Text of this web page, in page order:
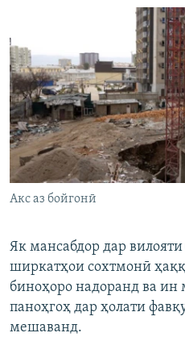
Акс аз бойгонӣ
Як мансабдор дар вилояти
ширкатҳои сохтмонӣ
биноҳоро надоранд ва ин
паноҳгоҳ дар ҳолати
мешаванд.